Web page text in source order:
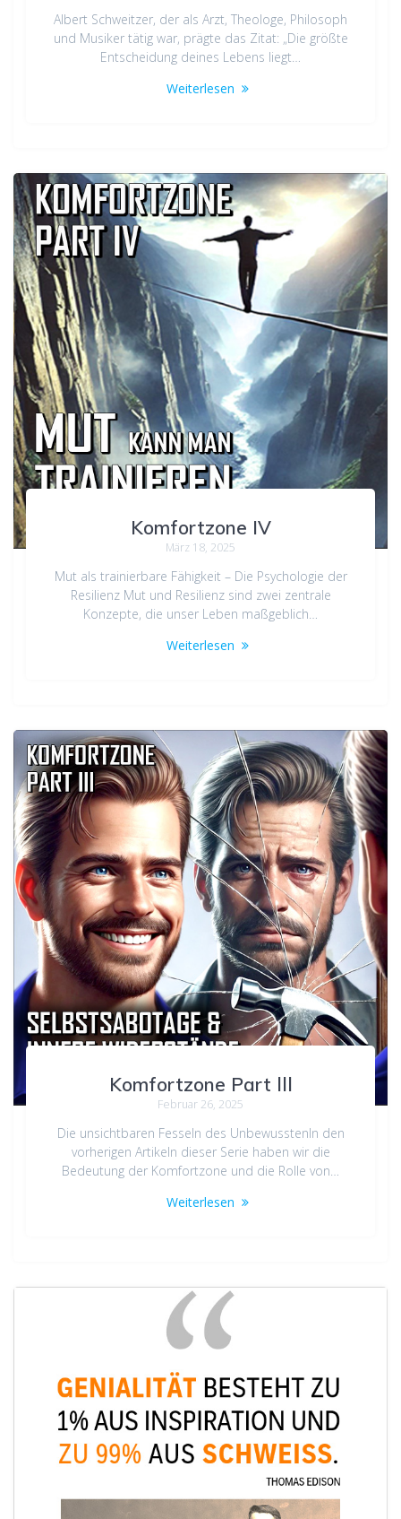
Albert Schweitzer, der als Arzt, Theologe, Philosoph
und Musiker tätig war, prägte das Zitat: „Die größte
Entscheidung deines Lebens liegt…
Weiterlesen
Komfortzone IV
März 18, 2025
Mut als trainierbare Fähigkeit – Die Psychologie der
Resilienz Mut und Resilienz sind zwei zentrale
Konzepte, die unser Leben maßgeblich…
Weiterlesen
Komfortzone Part lll
Februar 26, 2025
Die unsichtbaren Fesseln des UnbewusstenIn den
vorherigen Artikeln dieser Serie haben wir die
Bedeutung der Komfortzone und die Rolle von…
Weiterlesen